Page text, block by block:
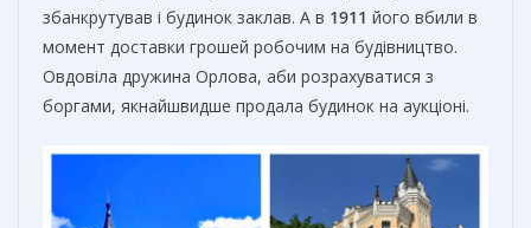
збанкрутував і будинок заклав. А в 1911 його вбили в
момент доставки грошей робочим на будівництво.
Овдовіла дружина Орлова, аби розрахуватися з
боргами, якнайшвидше продала будинок на аукціоні.